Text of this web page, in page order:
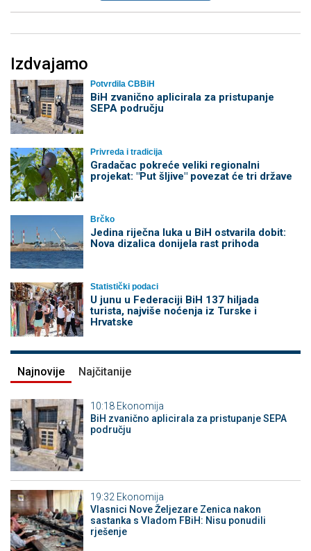
Izdvajamo
Potvrdila CBBiH
BiH zvanično aplicirala za pristupanje
SEPA području
Privreda i tradicija
Gradačac pokreće veliki regionalni
projekat: "Put šljive" povezat će tri države
Brčko
Jedina riječna luka u BiH ostvarila dobit:
Nova dizalica donijela rast prihoda
Statistički podaci
U junu u Federaciji BiH 137 hiljada
turista, najviše noćenja iz Turske i
Hrvatske
Najnovije Najčitanije
10:18 Ekonomija
BiH zvanično aplicirala za pristupanje SEPA
području
19:32 Ekonomija
Vlasnici Nove Željezare Zenica nakon
sastanka s Vladom FBiH: Nisu ponudili
rješenje